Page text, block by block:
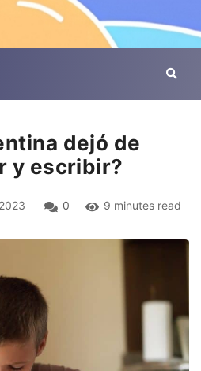
dejó de
y escribir?
0 9 minutes read